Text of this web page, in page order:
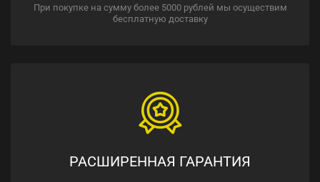
При покупке на сумму более 5000 рублей мы осуществим
бесплатную доставку
РАСШИРЕННАЯ ГАРАНТИЯ